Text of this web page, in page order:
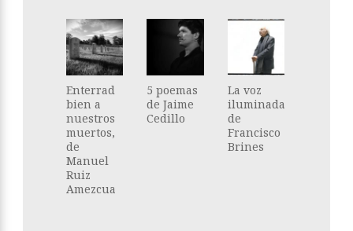
Enterrad
bien a
nuestros
muertos,
de
Manuel
Ruiz
Amezcua
5 poemas
de Jaime
Cedillo
La voz
iluminada
de
Francisco
Brines